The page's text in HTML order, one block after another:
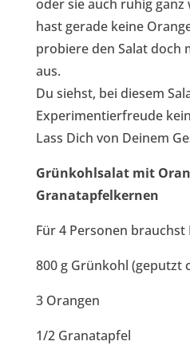
oder sie auch ruhig ganz
hast gerade keine
probiere den Salat doch
aus.
Du siehst, bei diesem
Experimentierfreude
Lass Dich von Deinem
Grünkohlsalat mit
Granatapfelkernen
Für 4 Personen brauchst
800 g Grünkohl (geputzt
3 Orangen
1/2 Granatapfel